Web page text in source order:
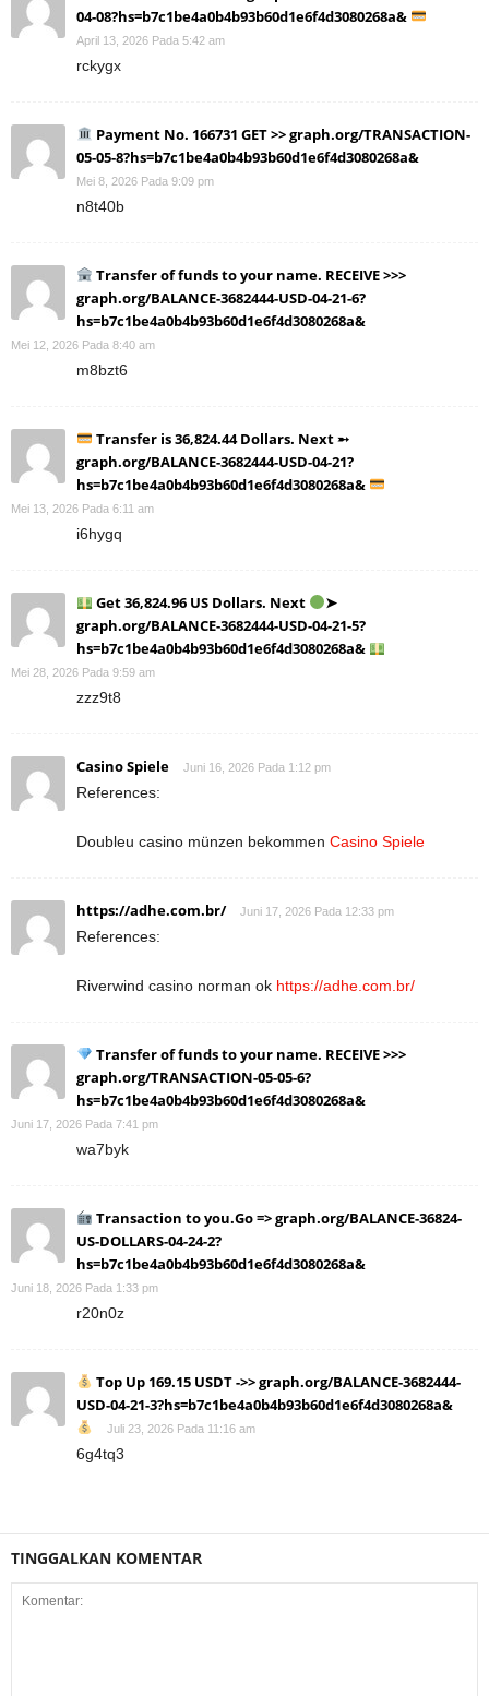
04-08?hs=b7c1be4a0b4b93b60d1e6f4d3080268a&
April 13, 2026 Pada 5:42 am
rckygx
Payment No. 166731 GET >> graph.org/TRANSACTION-
05-05-8?hs=b7c1be4a0b4b93b60d1e6f4d3080268a&
Mei 8, 2026 Pada 9:09 pm
n8t40b
Transfer of funds to your name. RECEIVE >>>
graph.org/BALANCE-3682444-USD-04-21-6?
hs=b7c1be4a0b4b93b60d1e6f4d3080268a&
Mei 12, 2026 Pada 8:40 am
m8bzt6
Transfer is 36,824.44 Dollars. Next ➵
graph.org/BALANCE-3682444-USD-04-21?
hs=b7c1be4a0b4b93b60d1e6f4d3080268a&
Mei 13, 2026 Pada 6:11 am
i6hygq
Get 36,824.96 US Dollars. Next
➤
graph.org/BALANCE-3682444-USD-04-21-5?
hs=b7c1be4a0b4b93b60d1e6f4d3080268a&
Mei 28, 2026 Pada 9:59 am
zzz9t8
Casino Spiele Juni 16, 2026 Pada 1:12 pm
References:
Doubleu casino münzen bekommen Casino Spiele
https://adhe.com.br/ Juni 17, 2026 Pada 12:33 pm
References:
Riverwind casino norman ok https://adhe.com.br/
Transfer of funds to your name. RECEIVE >>>
graph.org/TRANSACTION-05-05-6?
hs=b7c1be4a0b4b93b60d1e6f4d3080268a&
Juni 17, 2026 Pada 7:41 pm
wa7byk
Transaction to you.Go => graph.org/BALANCE-36824-
US-DOLLARS-04-24-2?
hs=b7c1be4a0b4b93b60d1e6f4d3080268a&
Juni 18, 2026 Pada 1:33 pm
r20n0z
Top Up 169.15 USDT ->> graph.org/BALANCE-3682444-
USD-04-21-3?hs=b7c1be4a0b4b93b60d1e6f4d3080268a&
Juli 23, 2026 Pada 11:16 am
6g4tq3
TINGGALKAN KOMENTAR